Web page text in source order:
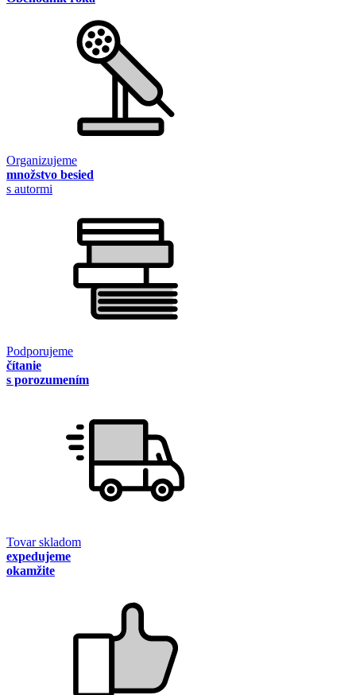
Organizujeme
množstvo besied
s autormi
Podporujeme
čítanie
s porozumením
Tovar skladom
expedujeme
okamžite